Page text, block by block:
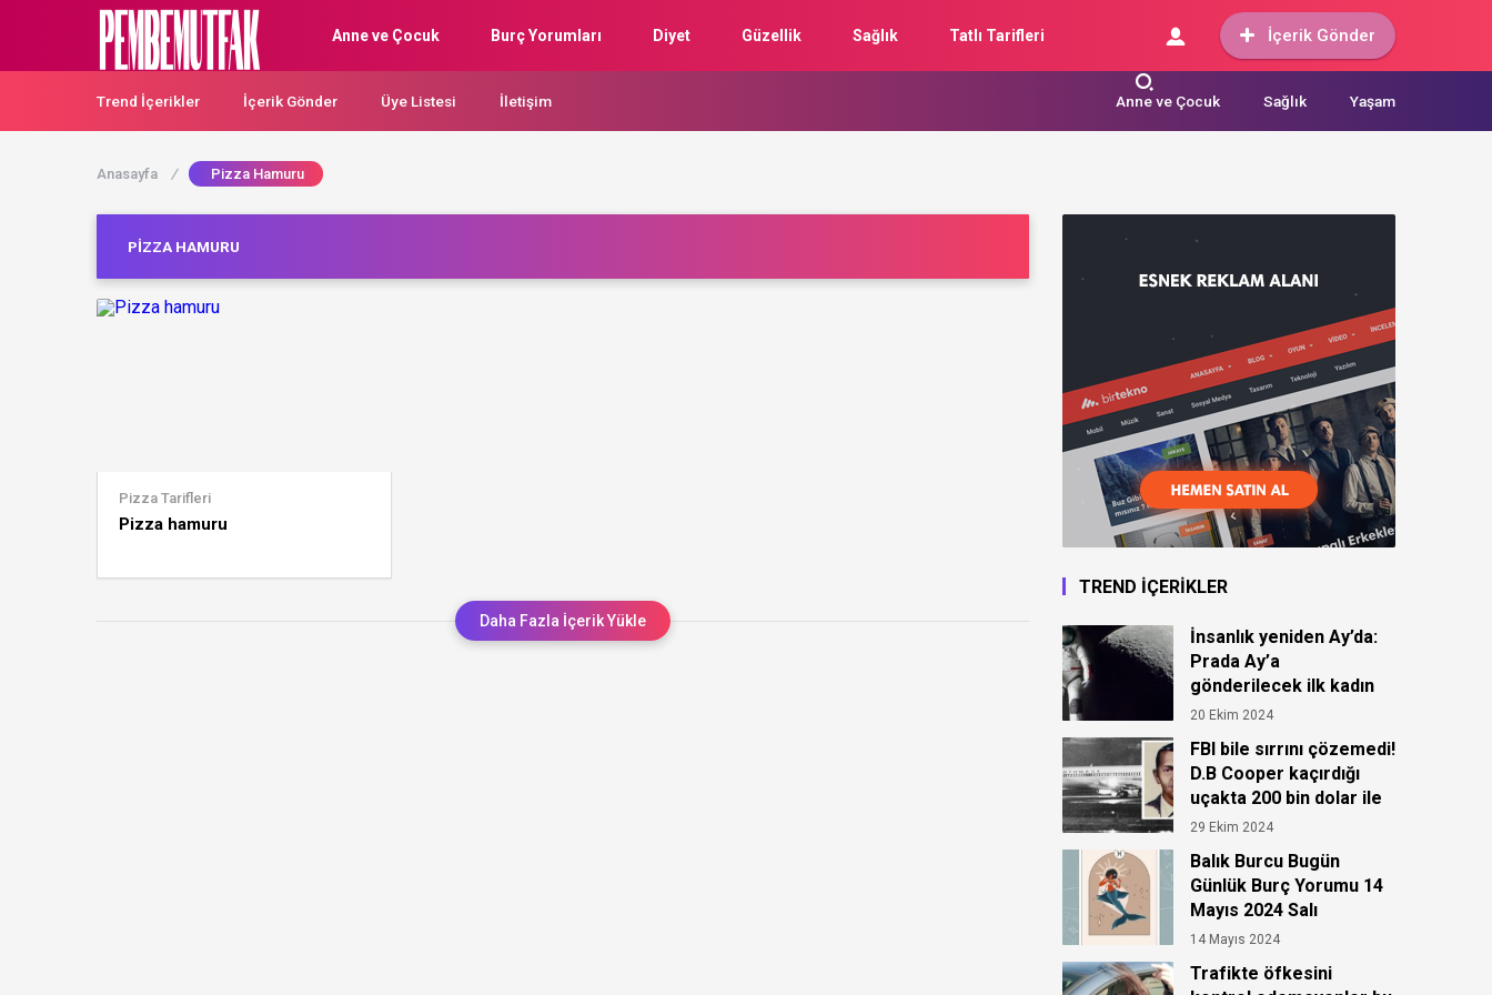
Anne ve Çocuk Burç Yorumları Diyet Güzellik Sağlık Tatlı Tarifleri İçerik Gönder
Trend İçerikler İçerik Gönder Üye Listesi İletişim Anne ve Çocuk Sağlık Yaşam
Anasayfa / Pizza Hamuru
PIZZA HAMURU
Pizza Tarifleri
Pizza hamuru
Daha Fazla İçerik Yükle
TREND İÇERİKLER
İnsanlık yeniden Ay’da:
Prada Ay’a
gönderilecek ilk kadın
astronot için kıyafet
20 Ekim 2024
FBI bile sırrını çözemedi!
D.B Cooper kaçırdığı
uçakta 200 bin dolar ile
ortadan kayboldu!
29 Ekim 2024
Balık Burcu Bugün
Günlük Burç Yorumu 14
Mayıs 2024 Salı
14 Mayıs 2024
Trafikte öfkesini